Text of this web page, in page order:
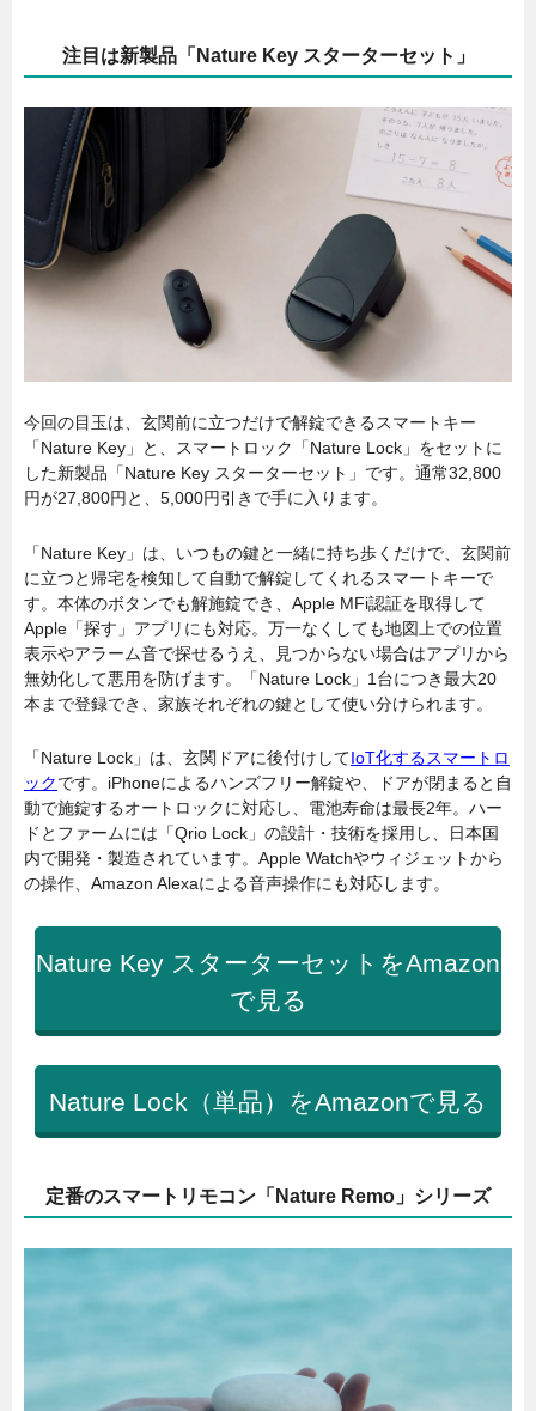
注目は新製品「Nature Key スターターセット」
今回の目玉は、玄関前に立つだけで解錠できるスマートキー
「Nature Key」と、スマートロック「Nature Lock」をセットに
した新製品「Nature Key スターターセット」です。通常32,800
円が27,800円と、5,000円引きで手に入ります。
「Nature Key」は、いつもの鍵と一緒に持ち歩くだけで、玄関前
に立つと帰宅を検知して自動で解錠してくれるスマートキーで
す。本体のボタンでも解施錠でき、Apple MFi認証を取得して
Apple「探す」アプリにも対応。万一なくしても地図上での位置
表示やアラーム音で探せるうえ、見つからない場合はアプリから
無効化して悪用を防げます。「Nature Lock」1台につき最大20
本まで登録でき、家族それぞれの鍵として使い分けられます。
「Nature Lock」は、玄関ドアに後付けしてIoT化するスマートロ
ックです。iPhoneによるハンズフリー解錠や、ドアが閉まると自
動で施錠するオートロックに対応し、電池寿命は最長2年。ハー
ドとファームには「Qrio Lock」の設計・技術を採用し、日本国
内で開発・製造されています。Apple Watchやウィジェットから
の操作、Amazon Alexaによる音声操作にも対応します。
Nature Key スターターセットをAmazon
で見る
Nature Lock（単品）をAmazonで見る
定番のスマートリモコン「Nature Remo」シリーズ